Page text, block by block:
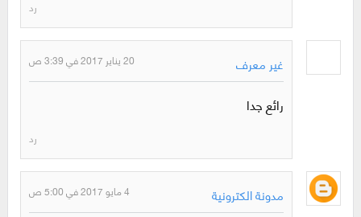
رد
غير معرف 20 يناير 2017 في 3:39 ص
رائع جدا
رد
مدونة الكترونية 4 مايو 2017 في 5:00 ص